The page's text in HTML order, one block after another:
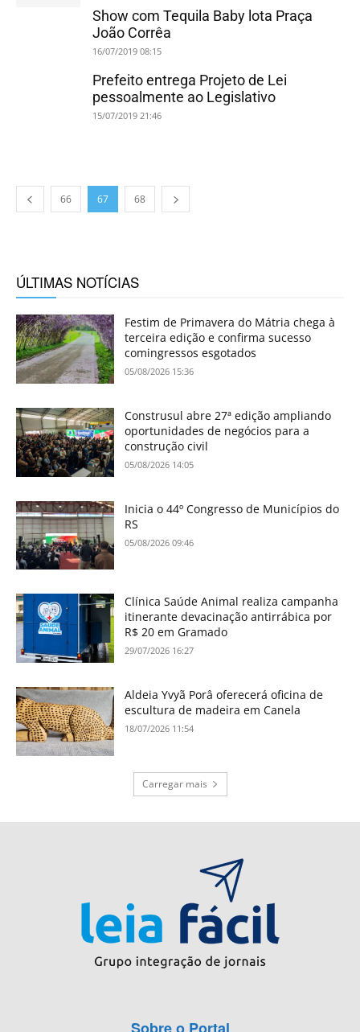
Show com Tequila Baby lota Praça
João Corrêa
16/07/2019 08:15
Prefeito entrega Projeto de Lei
pessoalmente ao Legislativo
15/07/2019 21:46
66 67 68
ÚLTIMAS NOTÍCIAS
Festim de Primavera do Mátria chega à
terceira edição e confirma sucesso
comingressos esgotados
05/08/2026 15:36
Construsul abre 27ª edição ampliando
oportunidades de negócios para a
construção civil
05/08/2026 14:05
Inicia o 44º Congresso de Municípios do
RS
05/08/2026 09:46
Clínica Saúde Animal realiza campanha
itinerante devacinação antirrábica por
R$ 20 em Gramado
29/07/2026 16:27
Aldeia Yvyã Porâ oferecerá oficina de
escultura de madeira em Canela
18/07/2026 11:54
Carregar mais
Sobre o Portal